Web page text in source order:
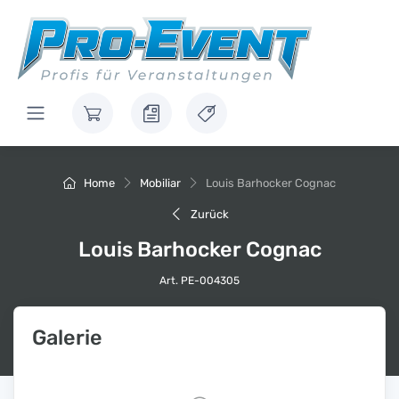
Home Mobiliar Louis Barhocker Cognac
Zurück
Louis Barhocker Cognac
Art. PE-004305
Galerie